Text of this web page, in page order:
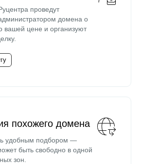
проведут
домена о
вашей цене и организуют
похожего домена
удобным подбором —
быть свободно в одной
зон.